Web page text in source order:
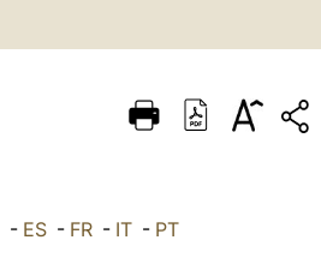
ITALIANO
- ES - FR - IT - PT